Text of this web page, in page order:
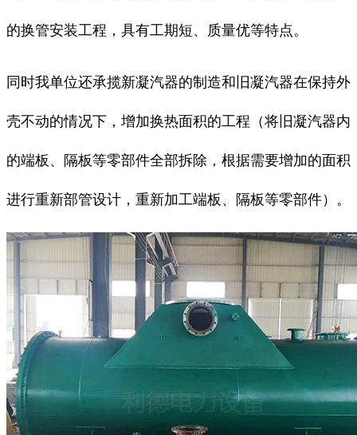
的换管安装工程，具有工期短、质量优等特点。
同时我单位还承揽新凝汽器的制造和旧凝汽器在保持外
壳不动的情况下，增加换热面积的工程（将旧凝汽器内
的端板、隔板等零部件全部拆除，根据需要增加的面积
进行重新部管设计，重新加工端板、隔板等零部件）。